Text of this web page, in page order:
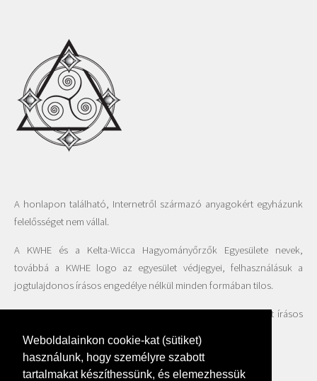
Weboldalainkon cookie-kat (sütiket)
használunk, hogy személyre szabott
tartalmakat készíthessünk, és elemezhessük
A honlapon található, Internetről származó anyagokért egyházunk
felelősséget nem vállal.
A KWHE és a Kelta-Wicca Hagyományőrzők Egyesülete nevek,
továbbá a KWHE logo az egyesület védjegyei, felhasználásuk a
jogtulajdonos írásos engedélye nélkül minden formában tilos.
A honlapon található fotók felhasználása csak az Egyesület írásos